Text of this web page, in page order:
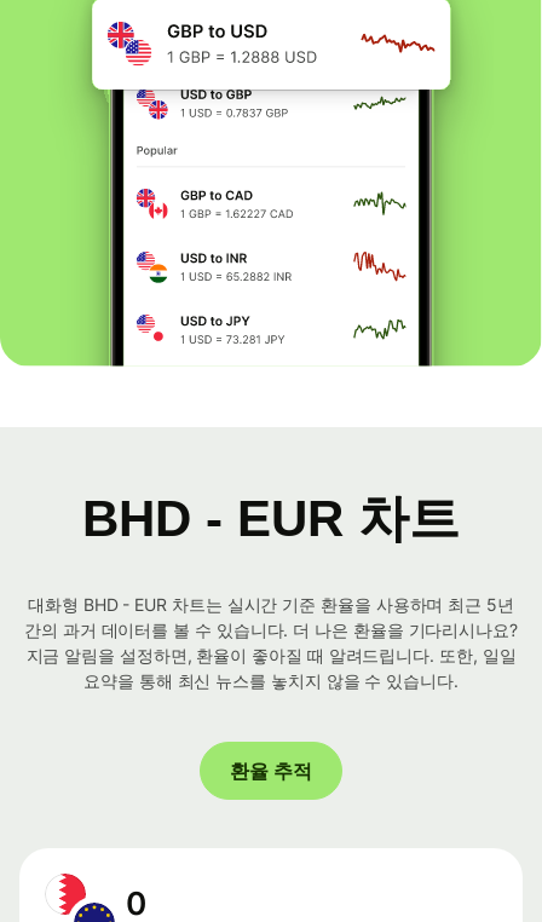
BHD - EUR 차트
대화형 BHD - EUR 차트는 실시간 기준 환율을 사용하며 최근 5년
간의 과거 데이터를 볼 수 있습니다. 더 나은 환율을 기다리시나요?
지금 알림을 설정하면, 환율이 좋아질 때 알려드립니다. 또한, 일일
요약을 통해 최신 뉴스를 놓치지 않을 수 있습니다.
환율 추적
0